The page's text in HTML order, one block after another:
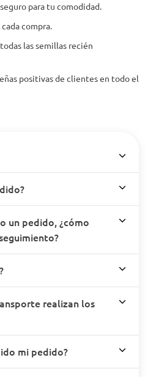
para tu comodidad.
compra.
las semillas recién
positivas de clientes en todo el
un pedido, ¿cómo
realizan los
mi pedido?